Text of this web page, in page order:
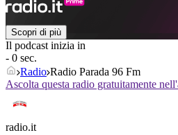
Scopri di più
Il podcast inizia in
- 0 sec.
Radio Radio Parada 96 Fm
Ascolta questa radio gratuitamente
radio.it